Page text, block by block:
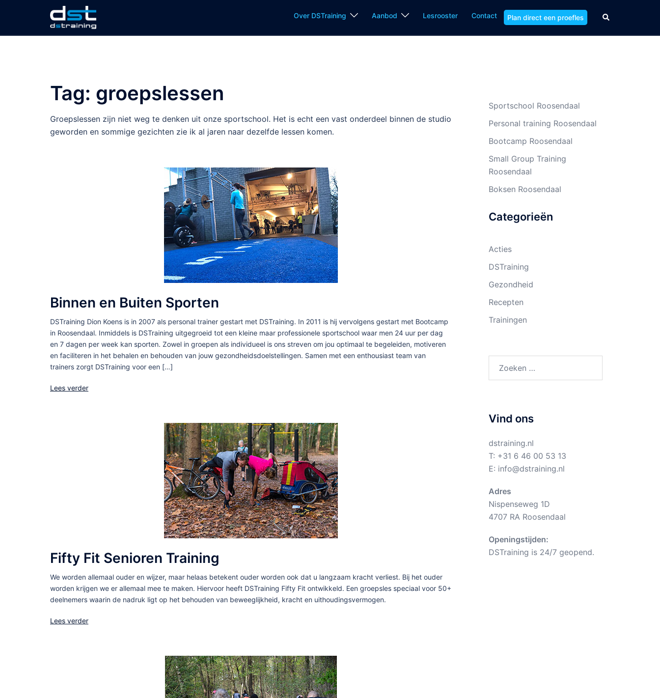
Over DSTraining Aanbod Lesrooster Contact Plan direct een proefles Zoeken
Tag: groepslessen
Groepslessen zijn niet weg te denken uit onze sportschool. Het is echt een vast onderdeel binnen de studio
geworden en sommige gezichten zie ik al jaren naar dezelfde lessen komen.
Binnen en Buiten Sporten
DSTraining Dion Koens is in 2007 als personal trainer gestart met DSTraining. In 2011 is hij vervolgens gestart met Bootcamp
in Roosendaal. Inmiddels is DSTraining uitgegroeid tot een kleine maar professionele sportschool waar men 24 uur per dag
en 7 dagen per week kan sporten. Zowel in groepen als individueel is ons streven om jou optimaal te begeleiden, motiveren
en faciliteren in het behalen en behouden van jouw gezondheidsdoelstellingen. Samen met een enthousiast team van
trainers zorgt DSTraining voor een […]
Lees verder
Fifty Fit Senioren Training
We worden allemaal ouder en wijzer, maar helaas betekent ouder worden ook dat u langzaam kracht verliest. Bij het ouder
worden krijgen we er allemaal mee te maken. Hiervoor heeft DSTraining Fifty Fit ontwikkeld. Een groepsles speciaal voor 50+
deelnemers waarin de nadruk ligt op het behouden van beweeglijkheid, kracht en uithoudingsvermogen.
Lees verder
Sportschool Roosendaal
Personal training Roosendaal
Bootcamp Roosendaal
Small Group Training
Roosendaal
Boksen Roosendaal
Categorieën
Acties
DSTraining
Gezondheid
Recepten
Trainingen
Vind ons
dstraining.nl
T: +31 6 46 00 53 13
E: info@dstraining.nl
Adres
Nispenseweg 1D
4707 RA Roosendaal
Openingstijden:
DSTraining is 24/7 geopend.